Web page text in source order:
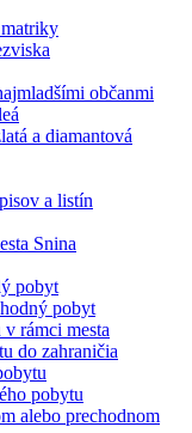
občanmi
a diamantová
a listín
Snina
pobyt
pobyt
rámci mesta
do zahraničia
pobytu
alebo prechodnom